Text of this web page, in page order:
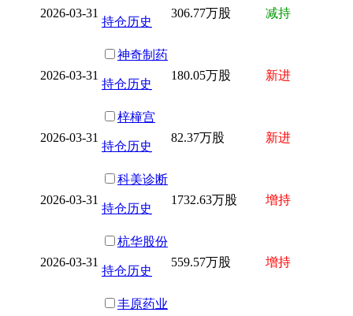
2026-03-31
持仓历史
306.77万股 减持
2026-03-31
神奇制药
持仓历史
180.05万股 新进
2026-03-31
梓橦宫
持仓历史
82.37万股 新进
2026-03-31
科美诊断
持仓历史
1732.63万股 增持
2026-03-31
杭华股份
持仓历史
559.57万股 增持
丰原药业